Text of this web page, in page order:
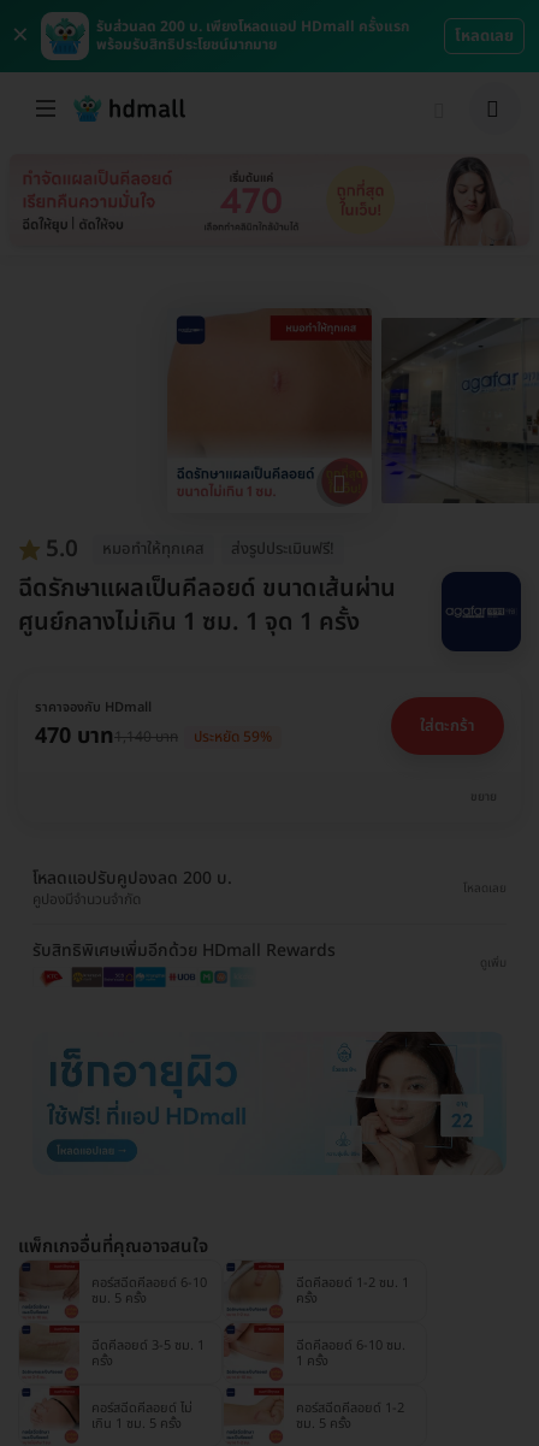
×
รับส่วนลด 200 บ. เพียงโหลดแอป HDmall ครั้งแรก
พร้อมรับสิทธิประโยชน์มากมาย
โหลดเลย
5.0 หมอทำให้ทุกเคส ส่งรูปประเมินฟรี!
ฉีดรักษาแผลเป็นคีลอยด์ ขนาดเส้นผ่าน
ศูนย์กลางไม่เกิน 1 ซม. 1 จุด 1 ครั้ง
ราคาจองกับ HDmall
470 บาท1,140 บาท ประหยัด 59% ใส่ตะกร้า
ขยาย
โหลดแอปรับคูปองลด 200 บ.
คูปองมีจำนวนจำกัด
โหลดเลย
รับสิทธิพิเศษเพิ่มอีกด้วย HDmall Rewards
ดูเพิ่ม
แพ็กเกจอื่นที่คุณอาจสนใจ
คอร์สฉีดคีลอยด์ 6-10
ซม. 5 ครั้ง
ฉีดคีลอยด์ 1-2 ซม. 1
ครั้ง
ฉีดคีลอยด์ 3-5 ซม. 1
ครั้ง
ฉีดคีลอยด์ 6-10 ซม.
1 ครั้ง
คอร์สฉีดคีลอยด์ ไม่
เกิน 1 ซม. 5 ครั้ง
คอร์สฉีดคีลอยด์ 1-2
ซม. 5 ครั้ง